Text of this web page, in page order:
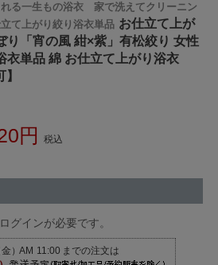
る一生もの浴衣 家で洗えてクリーニン
て上がり絞り浴衣単品 お仕立て上が
り「宵の風 紺×紫」有松絞り 女性
衣単品 綿 お仕立て上がり浴衣
税込
グインが必要です。